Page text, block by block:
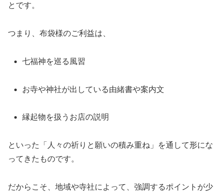
とです。
つまり、布袋様のご利益は、
七福神を巡る風習
お寺や神社が出している由緒書や案内文
縁起物を扱うお店の説明
といった「人々の祈りと願いの積み重ね」を通して形にな
ってきたものです。
だからこそ、地域や寺社によって、強調するポイントが少